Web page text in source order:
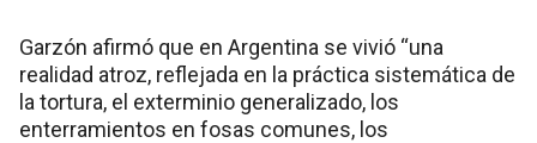
Garzón afirmó que en Argentina se vivió “una
realidad atroz, reflejada en la práctica sistemática de
la tortura, el exterminio generalizado, los
enterramientos en fosas comunes, los